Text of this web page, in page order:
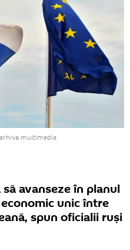
multimedia
avanseze în planul
unic între
spun oficialii ruși